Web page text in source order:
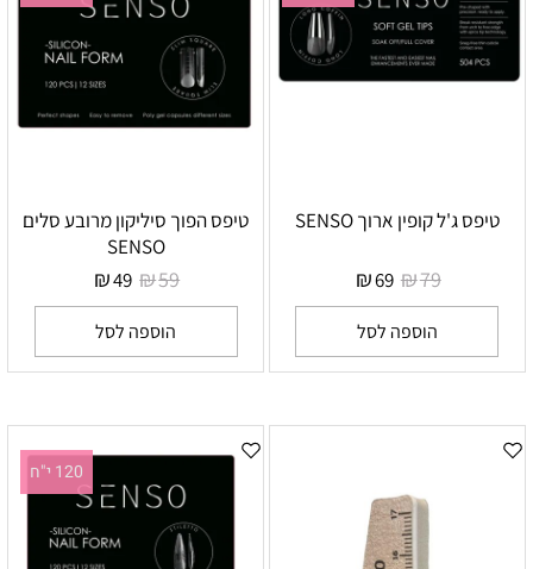
טיפס ג'ל קופין ארוך SENSO
₪79
₪69
הוספה לסל
טיפס הפוך סיליקון מרובע סלים
SENSO
₪59
₪49
הוספה לסל
120 י"ח